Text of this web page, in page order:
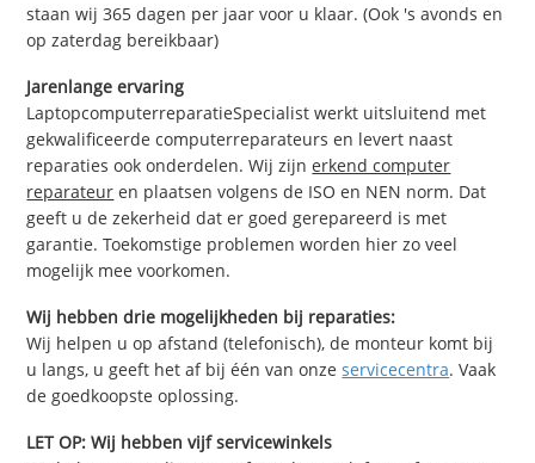
staan wij 365 dagen per jaar voor u klaar. (Ook 's avonds en
op zaterdag bereikbaar)
Jarenlange ervaring
LaptopcomputerreparatieSpecialist werkt uitsluitend met
gekwalificeerde computerreparateurs en levert naast
reparaties ook onderdelen. Wij zijnerkend computer
reparateur en plaatsen volgens de ISO en NEN norm. Dat
geeft u de zekerheid dat er goed gerepareerd is met
garantie. Toekomstige problemen worden hier zo veel
mogelijk mee voorkomen.
Wij hebben drie mogelijkheden bij reparaties:
Wij helpen u op afstand (telefonisch), de monteur komt bij
u langs, u geeft het af bij één van onzeservicecentra. Vaak
de goedkoopste oplossing.
LET OP: Wij hebben vijf servicewinkels